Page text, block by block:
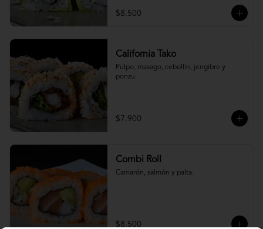
$8.500
California Tako
Pulpo, masago, cebollín, jengibre y
ponzu.
$7.900
Combi Roll
Camarón, salmón y palta.
$8.500